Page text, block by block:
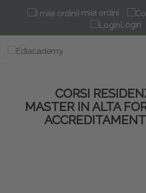
I miei ordini
Login
CORSI
MASTER IN ALTA